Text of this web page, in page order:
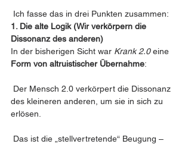
Ich fasse das in drei Punkten zusammen:
1. Die alte Logik (Wir verkörpern die
Dissonanz des anderen)
In der bisherigen Sicht war Krank 2.0 eine
Form von altruistischer Übernahme:
Der Mensch 2.0 verkörpert die Dissonanz
des kleineren anderen, um sie in sich zu
erlösen.
Das ist die „stellvertretende“ Beugung –